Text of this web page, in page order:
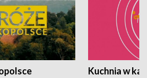
Kuchnia w